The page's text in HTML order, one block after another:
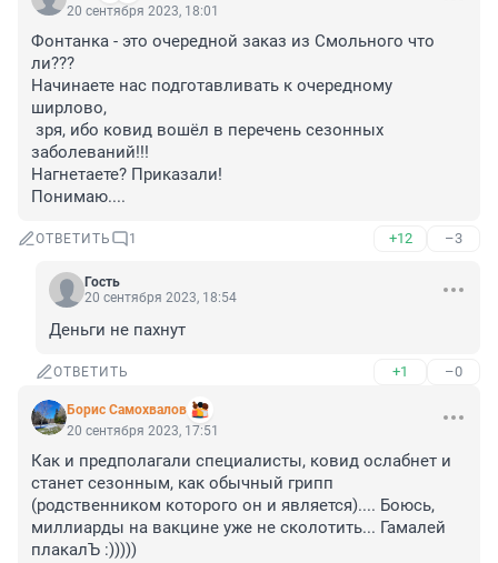
20 сентября 2023, 18:01
Фонтанка - это очередной заказ из Смольного что
ли???
Начинаете нас подготавливать к очередному
ширлово,
зря, ибо ковид вошёл в перечень сезонных
заболеваний!!!
Нагнетаете? Приказали!
Понимаю....
ОТВЕТИТЬ 1 +12 –3
Гость
20 сентября 2023, 18:54
Деньги не пахнут
ОТВЕТИТЬ +1 –0
Борис Самохвалов
20 сентября 2023, 17:51
Как и предполагали специалисты, ковид ослабнет и
станет сезонным, как обычный грипп
(родственником которого он и является).... Боюсь,
миллиарды на вакцине уже не сколотить... Гамалей
плакалЪ :)))))